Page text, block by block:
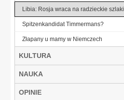
Libia: Rosja wraca na radzieckie szlaki
Spitzenkandidat Timmermans?
Złapany u mamy w Niemczech
KULTURA
NAUKA
OPINIE